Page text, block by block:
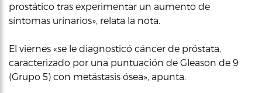
prostático tras experimentar un aumento de
síntomas urinarios», relata la nota.
El viernes «se le diagnosticó cáncer de próstata,
caracterizado por una puntuación de Gleason de 9
(Grupo 5) con metástasis ósea», apunta.